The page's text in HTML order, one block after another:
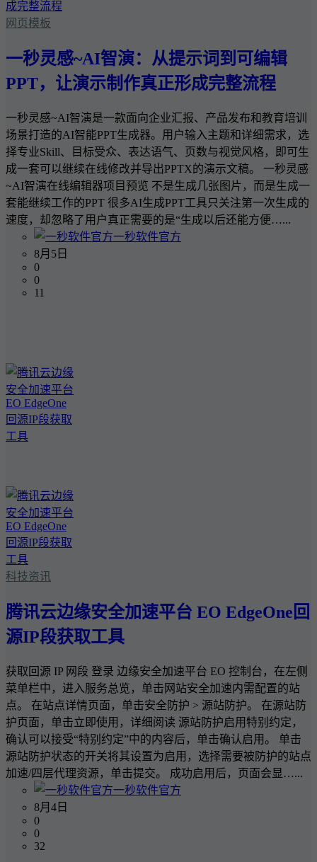
网页模板
一秒灵感~AI智演：从提示词到可编辑
PPT，让演示制作真正形成完整流程
一秒灵感~AI智演是一款面向企业汇报、产品发布和教育培训
场景打造的AI智能PPT生成器。用户输入主题和详细需求，选
择专业Skill、目标受众、表达语气、页数与视觉风格，即可生
成一套可以继续在线修改并导出PPTX的演示文稿。 一秒灵感
~AI智演在线编辑器项目预览 不是生成几张图片，而是生成一
套能继续工作的PPT 很多AI生成PPT工具只关注第一次生成的
速度，却忽略了用户真正需要的是“生成以后还能方便…...
一秒软件官方
8月5日
0
0
11
科技资讯
腾讯云边缘安全加速平台 EO EdgeOne回
源IP段获取工具
获取回源 IP 网段 登录 边缘安全加速平台 EO 控制台，在左侧
菜单栏中，进入服务总览，单击网站安全加速内需配置的站
点。 在站点详情页面，单击安全防护 > 源站防护。 在源站防
护页面，单击立即使用，详细阅读 源站防护启用特别约定，
确认可以接受“特别约定”中的内容后，单击确认启用。 单击
源站防护状态的开关将其设置为启用，选择需要被防护的站点
加速/四层代理资源，单击提交。 成功启用后，页面会显…...
一秒软件官方
8月4日
0
0
32